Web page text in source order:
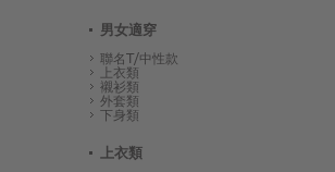
男女適穿
聯名T/中性款
上衣類
襯衫類
外套類
下身類
上衣類